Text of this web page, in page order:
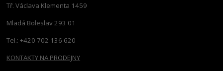
Tř. Václava Klementa 1459
Mladá Boleslav 293 01
Tel.: +420 702 136 620
KONTAKTY NA PRODEJNY